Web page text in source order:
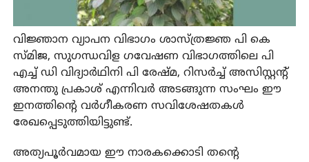
വിജ്ഞാന വ്യാപന വിഭാഗം ശാസ്ത്രജ്ഞ പി കെ
സ്മിജ, സുഗന്ധവിള ഗവേഷണ വിഭാഗത്തിലെ പി
എച്ച് ഡി വിദ്യാര്‍ഥിനി പി രേഷ്മ, റിസര്‍ച്ച് അസിസ്റ്റന്റ്
അനന്തു പ്രകാശ് എന്നിവര്‍ അടങ്ങുന്ന സംഘം ഈ
ഇനത്തിന്റെ വര്‍ഗീകരണ സവിശേഷതകള്‍
രേഖപ്പെടുത്തിയിട്ടുണ്ട്.
അത്യപൂര്‍വമായ ഈ നാരകക്കൊടി തന്റെ